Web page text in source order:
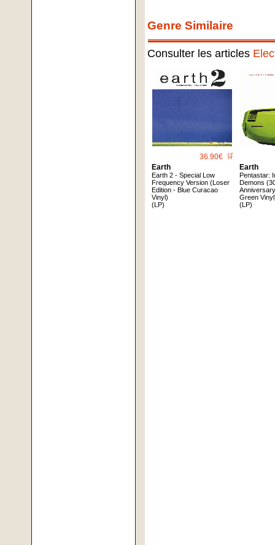
Genre Similaire
Consulter les articles
36.90€ 🛒
Earth
Earth 2 - Special Low
Frequency Version (Loser
Edition - Blue Curacao
Vinyl)
(LP)
Earth
Pentastar:
Demons
Green
(LP)